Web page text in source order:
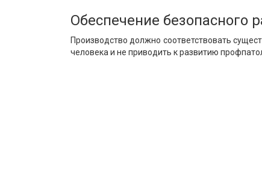
Обеспечение безопасного
Производство должно соответствовать
человека и не приводить к развитию